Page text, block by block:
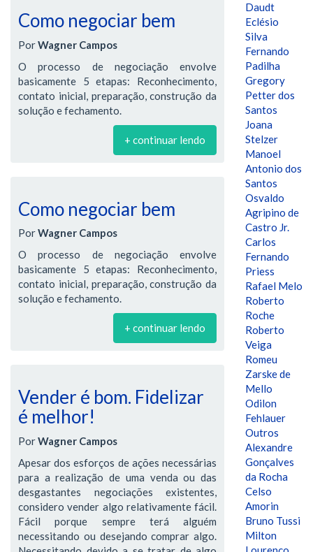
Como negociar bem
PorWagner Campos
O processo de negociação envolve
basicamente 5 etapas: Reconhecimento,
contato inicial, preparação, construção da
solução e fechamento.
+ continuar lendo
Como negociar bem
PorWagner Campos
O processo de negociação envolve
basicamente 5 etapas: Reconhecimento,
contato inicial, preparação, construção da
solução e fechamento.
+ continuar lendo
Vender é bom. Fidelizar
é melhor!
PorWagner Campos
Apesar dos esforços de ações necessárias
para a realização de uma venda ou das
desgastantes negociações existentes,
considero vender algo relativamente fácil.
Fácil porque sempre terá alguém
necessitando ou desejando comprar algo.
Daudt
Eclésio
Silva
Fernando
Padilha
Gregory
Petter dos
Santos
Joana
Stelzer
Manoel
Antonio dos
Santos
Osvaldo
Agripino de
Castro Jr.
Carlos
Fernando
Priess
Rafael Melo
Roberto
Roche
Roberto
Veiga
Romeu
Zarske de
Mello
Odilon
Fehlauer
Outros
Alexandre
Gonçalves
da Rocha
Celso
Amorin
Bruno Tussi
Milton